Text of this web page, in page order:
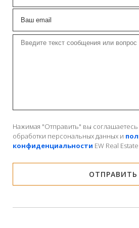
Нажимая "Отправить" вы
обработки персональных данных и
конфиденциальности EW Real Estate